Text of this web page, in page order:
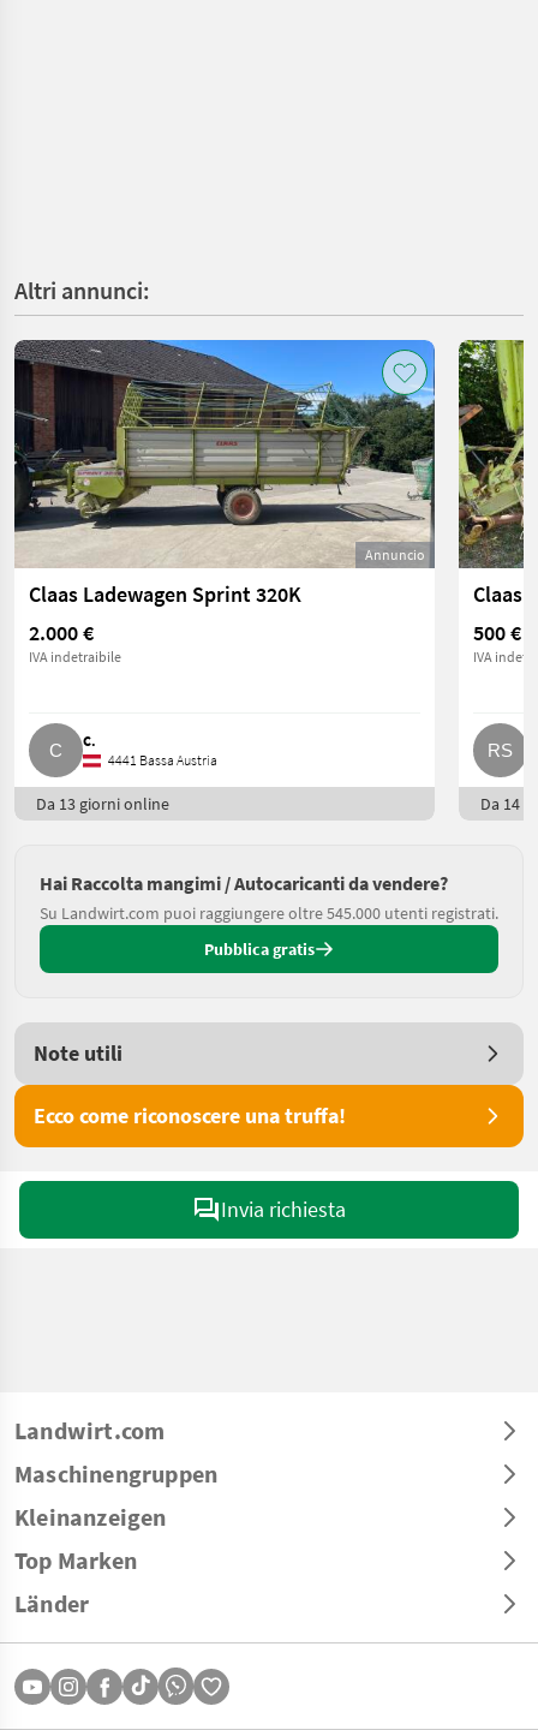
Altri annunci:
Annuncio
Claas Ladewagen Sprint 320K
2.000 €
IVA indetraibile
C.
4441 Bassa Austria
Da 13 giorni online
Claas
500 €
IVA
Da 14
Hai Raccolta mangimi / Autocaricanti da vendere?
Su Landwirt.com puoi raggiungere oltre 545.000 utenti registrati.
Pubblica gratis
Note utili
Ecco come riconoscere una truffa!
Invia richiesta
Landwirt.com
Maschinengruppen
Kleinanzeigen
Top Marken
Länder